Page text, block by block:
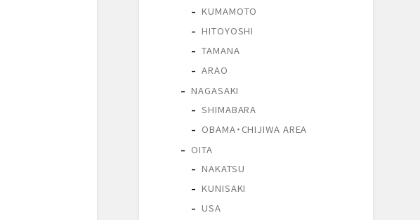
KUMAMOTO
HITOYOSHI
TAMANA
ARAO
NAGASAKI
SHIMABARA
OBAMA・CHIJIWA AREA
OITA
NAKATSU
KUNISAKI
USA